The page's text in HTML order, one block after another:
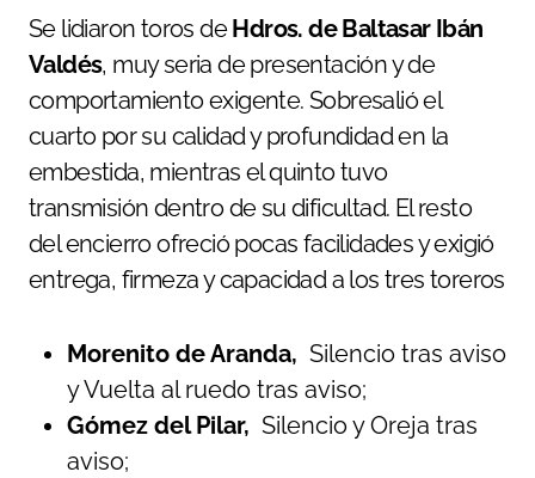
Se lidiaron toros deHdros. de Baltasar Ibán
Valdés, muy seria de presentación y de
comportamiento exigente. Sobresalió el
cuarto por su calidad y profundidad en la
embestida, mientras el quinto tuvo
transmisión dentro de su dificultad. El resto
del encierro ofreció pocas facilidades y exigió
entrega, firmeza y capacidad a los tres toreros
Morenito de Aranda, Silencio tras aviso
y Vuelta al ruedo tras aviso;
Gómez del Pilar, Silencio y Oreja tras
aviso;